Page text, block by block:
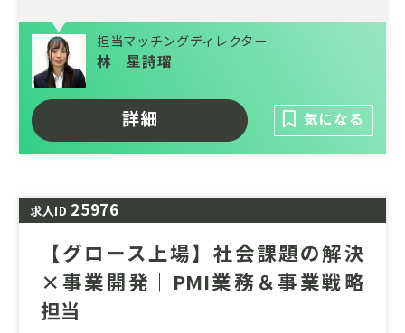
果を創出。数千社に及ぶ大手メーカーとの強
固なネットワークを武器に、現在は企業のサ
プライチェーン最適化を担うBtoBソリュー
ション事業へも領域を拡大しています。
現在は再生可能エネルギーの普及を加速させ
マーケットにおいて、非連続な事業拡大を遂
担当マッチングディレクター
林 星詩瑠
詳細 気になる
求人ID 25976
【グロース上場】社会課題の解決
×事業開発｜PMI業務＆事業戦略
担当